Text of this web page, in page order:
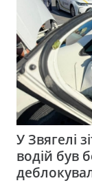
У Звягелі
водій був